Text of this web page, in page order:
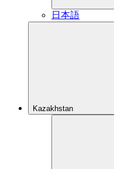
日本語
Kazakhstan